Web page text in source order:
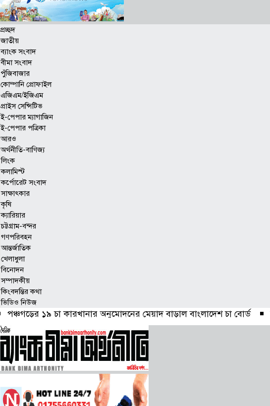
প্রচ্ছদ
জাতীয়
ব্যাংক সংবাদ
বীমা সংবাদ
পুঁজিবাজার
কোম্পানি প্রোফাইল
এজিএম/ইজিএম
প্রাইস সেন্সিটিভ
ই-পেপার ম্যাগাজিন
ই-পেপার পত্রিকা
আরও
অর্থনীতি-বাণিজ্য
লিংক
কলামিস্ট
কর্পোরেট সংবাদ
সাক্ষাৎকার
কৃষি
ক্যারিয়ার
চট্টগ্রাম-বন্দর
গণপরিবহন
আন্তর্জাতিক
খেলাধুলা
বিনোদন
সম্পাদকীয়
কিংবদন্তির কথা
ভিডিও নিউজ
পঞ্চগড়ের ১৯ চা কারখানার অনুমোদনের মেয়াদ বাড়াল বাংলাদেশ চা বোর্ড
বীমা দাবি নিষ্পত্তিতে বাধ্যতামূলক অডিট রিপোর্টে আপত্তি বিআইএর
পপুলার লাইফের বীমা দাবীর চেক হস্তান্তর ও ব্যবসা পর্যালোচনা সভা অনুষ্ঠিত
প্রোটেক্টিভ লাইফের সঙ্গে হলিডে ইন ঢাকা সিটি সেন্টারের চুক্তি
বীমা আইন লঙ্ঘনের ব্যাখ্যা চেয়ে স্বদেশ লাইফকে কারণ দর্শানোর নোটিশ